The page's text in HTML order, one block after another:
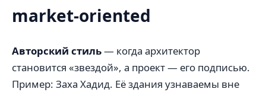
market-oriented
Авторский стиль— когда архитектор
становится «звездой», а проект — его подписью.
Пример: Заха Хадид. Её здания узнаваемы вне